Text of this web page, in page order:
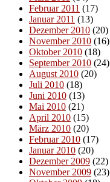
Februar 2011 (17)
Januar 2011 (13)
Dezember 2010 (20)
November 2010 (16)
Oktober 2010 (18)
September 2010 (24)
August 2010 (20)
Juli 2010 (18)
Juni 2010 (13)
Mai 2010 (21)
April 2010 (15)
März 2010 (20)
Februar 2010 (17)
Januar 2010 (20)
Dezember 2009 (22)
November 2009 (23)